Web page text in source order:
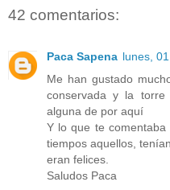
42 comentarios:
Paca Sapena lunes,
Me han gustado
conservada y la
alguna de por aquí
Y lo que te
tiempos aquellos,
eran felices.
Saludos Paca